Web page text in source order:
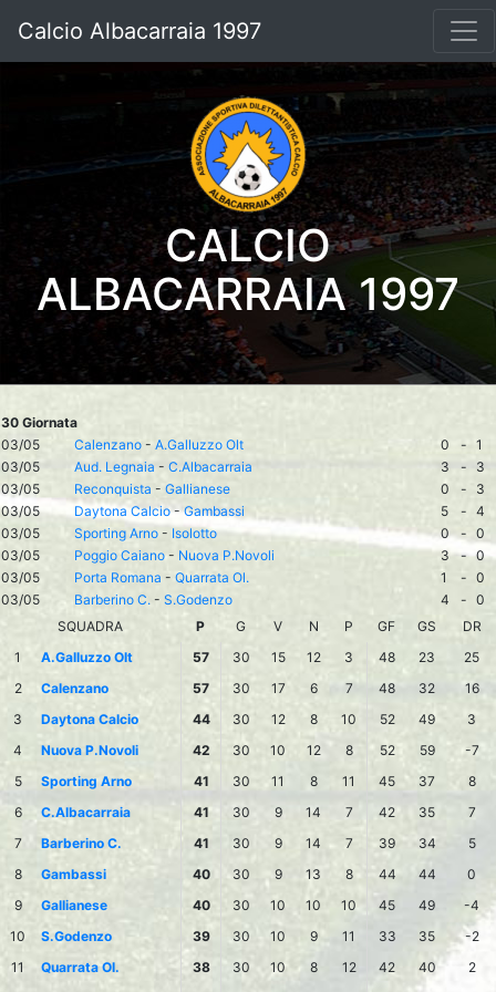
Calcio Albacarraia 1997
CALCIO
ALBACARRAIA 1997
30 Giornata
03/05
Calenzano - A.Galluzzo Olt 0 - 1
03/05
Aud. Legnaia - C.Albacarraia 3 -
3
03/05
Reconquista - Gallianese 0 -
3
03/05
Daytona Calcio-Gambassi 5 - 4
03/05
Sporting Arno - Isolotto 0 - 0
03/05
Poggio Caiano - Nuova P.Novoli 3 - 0
03/05
Porta Romana - Quarrata Ol. 1 - 0
03/05
Barberino C. - S.Godenzo 4 - 0
SQUADRA
P G V N P GF GS
DR
1
A.Galluzzo Olt 57 30 15 12 3 48 23
25
2
Calenzano 57 30 17 6 7 48 32
16
3
Daytona Calcio 44 30 12 8 10 52 49
3
4
Nuova P.Novoli 42 30 10 12 8 52 59
-7
5
Sporting Arno 41 30 11 8 11 45 37
8
6
C.Albacarraia 41 30 9 14 7 42 35
7
7
Barberino C. 41 30 9 14 7 39 34
5
8
Gambassi 40 30 9 13 8 44 44
0
9
Gallianese 40 30 10 10 10 45 49
-4
10
S.Godenzo 39 30 10 9 11 33 35
-2
11
Quarrata Ol. 38 30 10 8 12 42 40
2